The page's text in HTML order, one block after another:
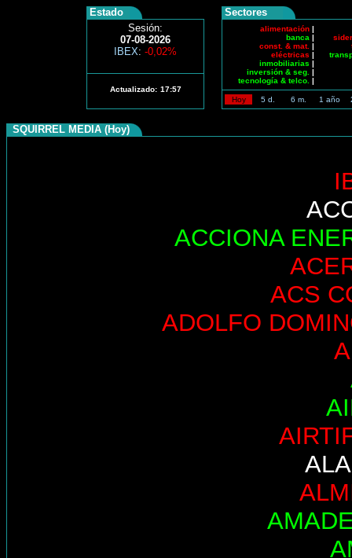
Estado
Sesión:
07-08-2026
IBEX: -0,02%
Actualizado: 17:57
Sectores
alimentación |
banca |
const. & mat. |
eléctricas |
inmobiliarias |
inversión & seg. |
tecnología & telco. |
Hoy 5 d. 6 m. 1 año
SQUIRREL MEDIA (Hoy)
ACCIONA
ACS
ADOLFO